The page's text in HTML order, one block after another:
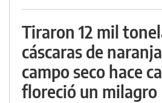
Tiraron 12 mil
cáscaras de
campo seco hace
floreció un milagro